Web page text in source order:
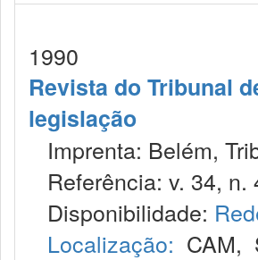
1990
Revista do Tribunal
legislação
Imprenta: Belém,
Referência: v. 34, n.
Disponibilidade:
Localização: CAM,